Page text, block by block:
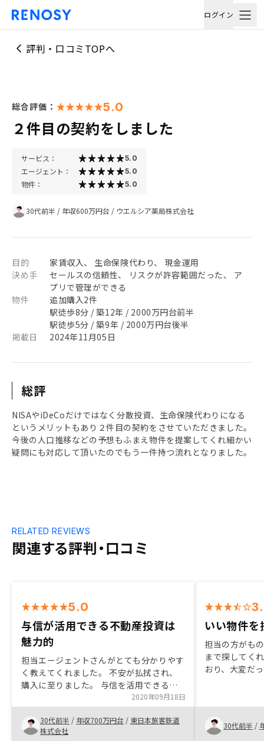
ログイン
評判・口コミTOPへ
総合評価： 5.0
２件目の契約をしました
サービス： 5.0
エージェント： 5.0
物件： 5.0
30代前半 / 年収600万円台 / ウエルシア薬局株式会社
目的
家賃収入、 生命保険代わり、 現金運用
決め手
セールスの信頼性、 リスクが許容範囲だった、 ア
プリで管理ができる
物件
追加購入2件
駅徒歩8分 / 築12年 / 2000万円台前半
駅徒歩5分 / 築9年 / 2000万円台後半
掲載日
2024年11月05日
総評
NISAやiDeCoだけではなく分散投資、生命保険代わりになる
というメリットもあり２件目の契約をさせていただきました。
今後の人口推移などの予想もふまえ物件を提案してくれ細かい
疑問にも対応して頂いたのでもう一件持つ流れとなりました。
関連する評判・口コミ
RELATED REVIEWS
5.0
与信が活用できる不動産投資は
魅力的
担当エージェントさんがとても分かりやす
く教えてくれました。 不安が払拭され、
購入に至りました。 与信を活用できるた
め、不動産投資は良いなと思います。提案
される物件をみるだけではなく、販売可能
な物件をすべてみれれば良いなと思いまし
た。
2020年09月18日
30代前半 / 年収700万円台 / 東日本旅客鉄道
株式会社
いい物件
担当の方がも
まで探してく
おり、大変だ
た。生命保険
いと思い始め
30代前半 /